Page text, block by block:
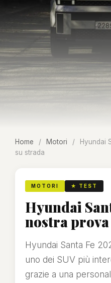
Home / Motori /
Hyundai
su strada
MOTORI ★ TEST
Hyundai
nostra
Hyundai Santa Fe
uno dei SUV più
grazie a una